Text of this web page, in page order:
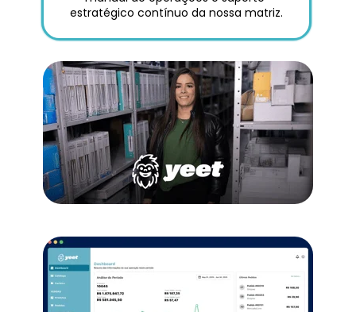
estratégico contínuo da nossa matriz.